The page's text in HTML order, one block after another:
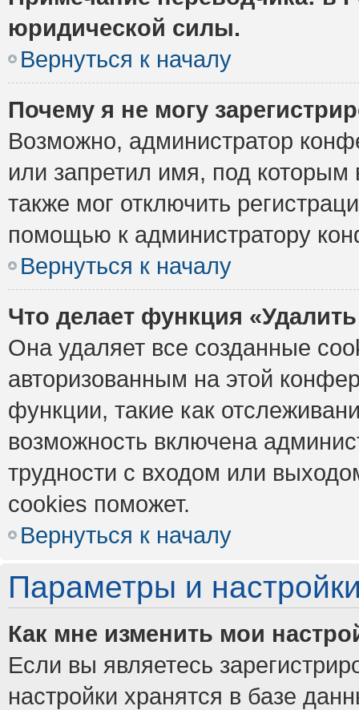
юридической силы.
Вернуться к началу
Почему я не могу
Возможно, администратор
или запретил имя, под которым
также мог отключить
помощью к администратору
Вернуться к началу
Что делает функция
Она удаляет все созданные
авторизованным на этой
функции, такие как
возможность включена
трудности с входом или
cookies поможет.
Вернуться к началу
Параметры и
Как мне изменить мои
Если вы являетесь
настройки хранятся в базе